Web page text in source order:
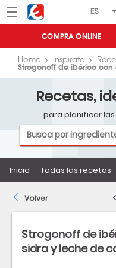
Menú Eroski
COMPRA ONLINE
Home Inspirate
Strogonoff de ibérico
Recetas,
para planificar
Inicio Todas las recetas
Strogonoff de
sidra y leche de
Volver